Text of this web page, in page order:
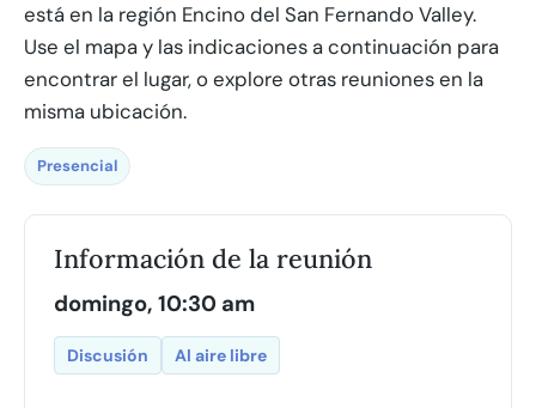
está en la región Encino del San Fernando Valley.
Use el mapa y las indicaciones a continuación para
encontrar el lugar, o explore otras reuniones en la
misma ubicación.
Presencial
Información de la reunión
domingo, 10:30 am
Discusión Al aire libre